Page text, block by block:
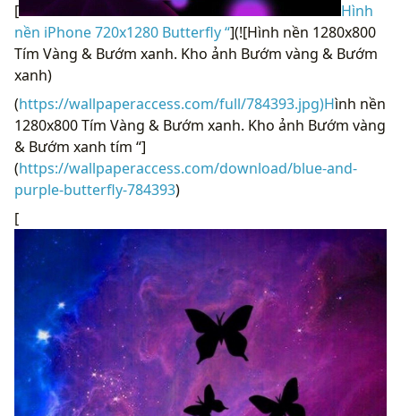
[
Hình
nền iPhone 720x1280 Butterfly “](![Hình nền 1280x800
Tím Vàng & Bướm xanh. Kho ảnh Bướm vàng & Bướm
xanh)
(https://wallpaperaccess.com/full/784393.jpg)Hình nền
1280x800 Tím Vàng & Bướm xanh. Kho ảnh Bướm vàng
& Bướm xanh tím “]
(https://wallpaperaccess.com/download/blue-and-
purple-butterfly-784393)
[